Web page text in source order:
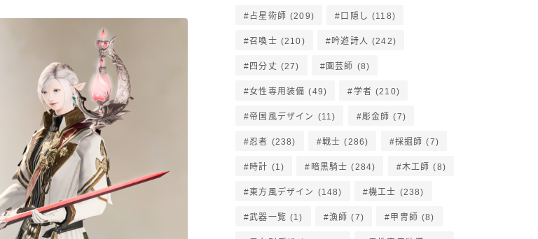
占星術師 (209) 口隠し (118)
召喚士 (210) 吟遊詩人 (242)
四分丈 (27) 園芸師 (8)
女性専用装備 (49) 学者 (210)
帝国風デザイン (11) 彫金師 (7)
忍者 (238) 戦士 (286) 採掘師 (7)
時計 (1) 暗黒騎士 (284) 木工師 (8)
東方風デザイン (148) 機工士 (238)
武器一覧 (1) 漁師 (7) 甲冑師 (8)